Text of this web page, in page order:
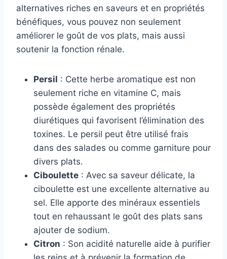
alternatives riches en saveurs et en propriétés
bénéfiques, vous pouvez non seulement
améliorer le goût de vos plats, mais aussi
soutenir la fonction rénale.
Persil : Cette herbe aromatique est non
seulement riche en vitamine C, mais
possède également des propriétés
diurétiques qui favorisent l’élimination des
toxines. Le persil peut être utilisé frais
dans des salades ou comme garniture pour
divers plats.
Ciboulette : Avec sa saveur délicate, la
ciboulette est une excellente alternative au
sel. Elle apporte des minéraux essentiels
tout en rehaussant le goût des plats sans
ajouter de sodium.
Citron : Son acidité naturelle aide à purifier